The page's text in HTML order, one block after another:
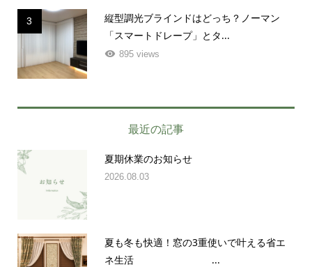
3
縦型調光ブラインドはどっち？ノーマン
「スマートドレープ」とタ...
895 views
最近の記事
夏期休業のお知らせ
2026.08.03
夏も冬も快適！窓の3重使いで叶える省エ
ネ生活 ...